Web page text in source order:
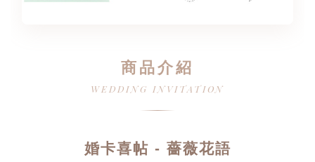
商品介紹
WEDDING INVITATION
婚卡喜帖 - 薔薇花語